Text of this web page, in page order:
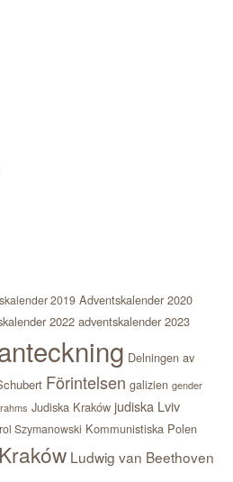
2019 Adventskalender 2020
2022 adventskalender 2023
Delningen av
Förintelsen galizien gender
Judiska Kraków judiska Lviv
Szymanowski Kommunistiska Polen
Kraków Ludwig van Beethoven